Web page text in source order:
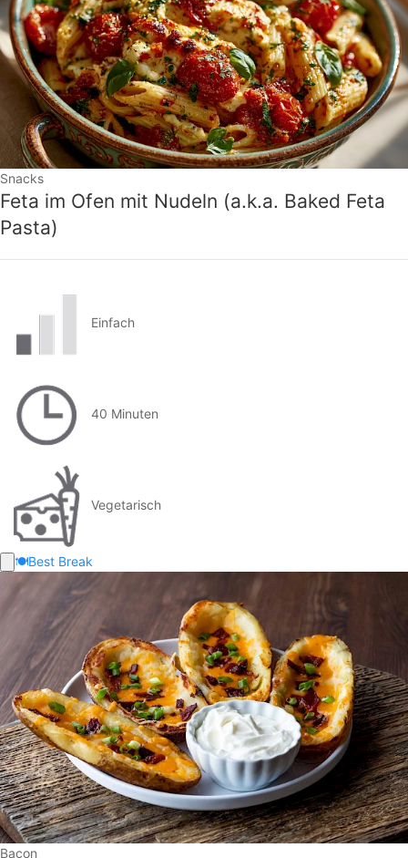
Snacks
Feta im Ofen mit Nudeln (a.k.a. Baked Feta
Pasta)
Einfach
40 Minuten
Vegetarisch
🍽️Best Break
Bacon